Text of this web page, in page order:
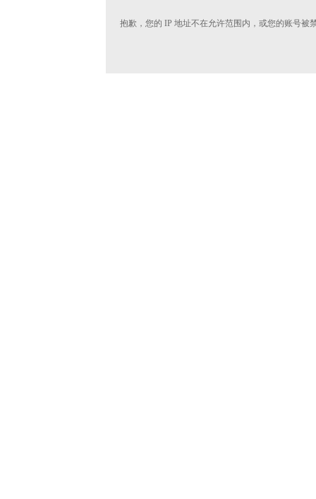
抱歉，您的 IP 地址不在允许范围内，或您的账号被